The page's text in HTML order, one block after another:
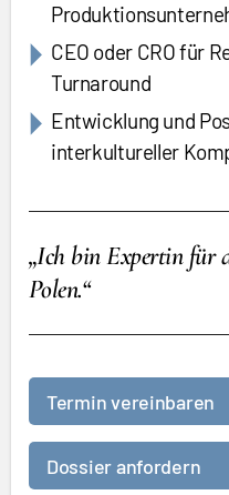
CEO oder CRO für
Turnaround
Entwicklung und
interkultureller
„Ich bin Expertin für
Polen.“
Termin vereinbaren
Dossier anfordern